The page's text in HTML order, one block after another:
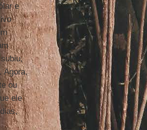
e
Agora,
ou
ele